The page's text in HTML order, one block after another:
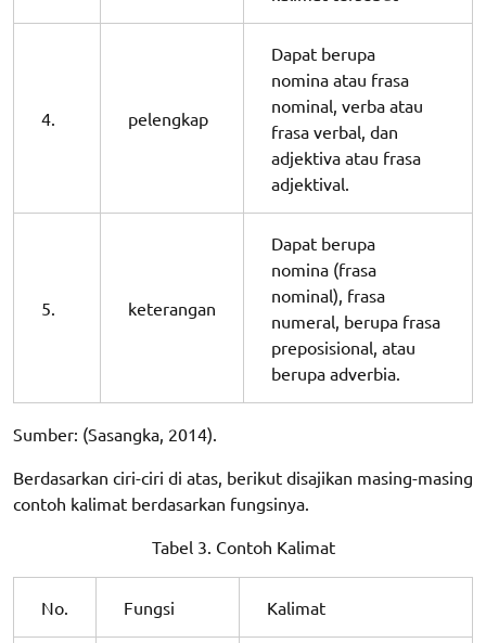
4. pelengkap
Dapat berupa
nomina atau frasa
nominal, verba atau
frasa verbal, dan
adjektiva atau frasa
adjektival.
5. keterangan
Dapat berupa
nomina (frasa
nominal), frasa
numeral, berupa frasa
preposisional, atau
berupa adverbia.
Sumber: (Sasangka, 2014).
Berdasarkan ciri-ciri di atas, berikut disajikan masing-masing
contoh kalimat berdasarkan fungsinya.
Tabel 3. Contoh Kalimat
No. Fungsi Kalimat